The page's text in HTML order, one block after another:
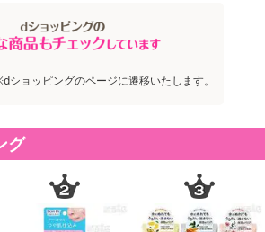
品情報」に記載されている「注意事項」を
ずご確認いただき、お届けする商品セット
うえでお申し込みください。
リニューアル(成分など含む)等により、参考
ーコードなど、お届け商品と多少異なる場
ショッピングのページに遷移いたします。
グ